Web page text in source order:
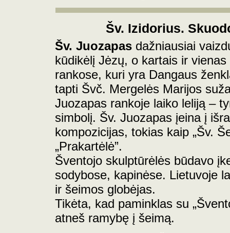
Šv. Izidorius.
Šv. Juozapas dažniausiai
kūdikėlį Jėzų, o kartais ir
rankose, kuri yra Dangaus
tapti Švč. Mergelės Marijos
Juozapas rankoje laiko leliją –
simbolį. Šv. Juozapas įeina į
kompozicijas, tokias kaip „Šv.
„Prakartėlė”.
Šventojo skulptūrėlės būdavo
sodybose, kapinėse. Lietuvoje
ir šeimos globėjas.
Tikėta, kad paminklas su
atneš ramybę į šeimą.